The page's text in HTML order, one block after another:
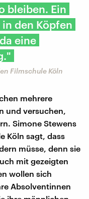
bleiben. Ein
den Köpfen
eine
Filmschule Köln
mehrere
und versuchen,
Simone Stewens
Köln sagt, dass
müsse, denn sie
mit gezeigten
wollen sich
Absolventinnen